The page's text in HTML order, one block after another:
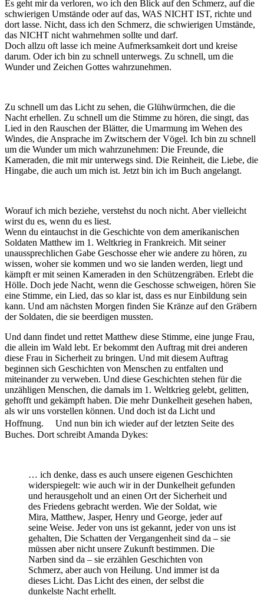
Es geht mir da verloren, wo ich den Blick auf den Schmerz, auf die
schwierigen Umstände oder auf das, WAS NICHT IST, richte und
dort lasse. Nicht, dass ich den Schmerz, die schwierigen Umstände,
das NICHT nicht wahrnehmen sollte und darf.
Doch allzu oft lasse ich meine Aufmerksamkeit dort und kreise
darum. Oder ich bin zu schnell unterwegs. Zu schnell, um die
Wunder und Zeichen Gottes wahrzunehmen.
Zu schnell um das Licht zu sehen, die Glühwürmchen, die die
Nacht erhellen. Zu schnell um die Stimme zu hören, die singt, das
Lied in den Rauschen der Blätter, die Umarmung im Wehen des
Windes, die Ansprache im Zwitschern der Vögel. Ich bin zu schnell
um die Wunder um mich wahrzunehmen: Die Freunde, die
Kameraden, die mit mir unterwegs sind. Die Reinheit, die Liebe, die
Hingabe, die auch um mich ist. Jetzt bin ich im Buch angelangt.
Worauf ich mich beziehe, verstehst du noch nicht. Aber vielleicht
wirst du es, wenn du es liest.
Wenn du eintauchst in die Geschichte von dem amerikanischen
Soldaten Matthew im 1. Weltkrieg in Frankreich. Mit seiner
unaussprechlichen Gabe Geschosse eher wie andere zu hören, zu
wissen, woher sie kommen und wo sie landen werden, liegt und
kämpft er mit seinen Kameraden in den Schützengräben. Erlebt die
Hölle. Doch jede Nacht, wenn die Geschosse schweigen, hören Sie
eine Stimme, ein Lied, das so klar ist, dass es nur Einbildung sein
kann. Und am nächsten Morgen finden Sie Kränze auf den Gräbern
der Soldaten, die sie beerdigen mussten.
Und dann findet und rettet Matthew diese Stimme, eine junge Frau,
die allein im Wald lebt. Er bekommt den Auftrag mit drei anderen
diese Frau in Sicherheit zu bringen. Und mit diesem Auftrag
beginnen sich Geschichten von Menschen zu entfalten und
miteinander zu verweben. Und diese Geschichten stehen für die
unzähligen Menschen, die damals im 1. Weltkrieg gelebt, gelitten,
gehofft und gekämpft haben. Die mehr Dunkelheit gesehen haben,
als wir uns vorstellen können. Und doch ist da Licht und
Hoffnung. Und nun bin ich wieder auf der letzten Seite des
Buches. Dort schreibt Amanda Dykes:
… ich denke, dass es auch unsere eigenen Geschichten
widerspiegelt: wie auch wir in der Dunkelheit gefunden
und herausgeholt und an einen Ort der Sicherheit und
des Friedens gebracht werden. Wie der Soldat, wie
Mira, Matthew, Jasper, Henry und George, jeder auf
seine Weise. Jeder von uns ist gekannt, jeder von uns ist
gehalten, Die Schatten der Vergangenheit sind da – sie
müssen aber nicht unsere Zukunft bestimmen. Die
Narben sind da – sie erzählen Geschichten von
Schmerz, aber auch von Heilung. Und immer ist da
dieses Licht. Das Licht des einen, der selbst die
dunkelste Nacht erhellt.